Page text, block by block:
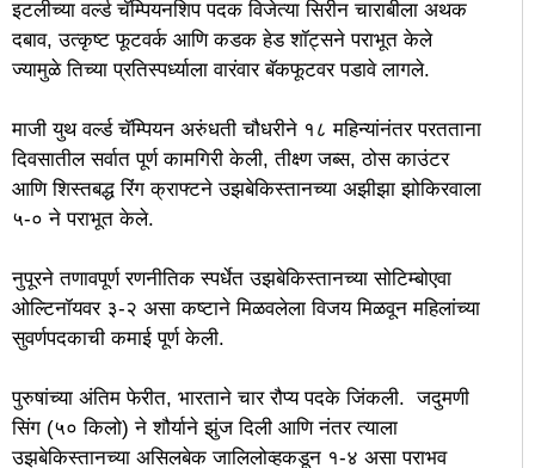
इटलीच्या वर्ल्ड चॅम्पियनशिप पदक विजेत्या सिरीन चाराबीला अथक
दबाव, उत्कृष्ट फूटवर्क आणि कडक हेड शॉट्सने पराभूत केले
ज्यामुळे तिच्या प्रतिस्पर्ध्याला वारंवार बॅकफूटवर पडावे लागले.
माजी युथ वर्ल्ड चॅम्पियन अरुंधती चौधरीने १८ महिन्यांनंतर परतताना
दिवसातील सर्वात पूर्ण कामगिरी केली, तीक्ष्ण जब्स, ठोस काउंटर
आणि शिस्तबद्ध रिंग क्राफ्टने उझबेकिस्तानच्या अझीझा झोकिरवाला
५-० ने पराभूत केले.
नुपूरने तणावपूर्ण रणनीतिक स्पर्धेत उझबेकिस्तानच्या सोटिम्बोएवा
ओल्टिनॉयवर ३-२ असा कष्टाने मिळवलेला विजय मिळवून महिलांच्या
सुवर्णपदकाची कमाई पूर्ण केली.
पुरुषांच्या अंतिम फेरीत, भारताने चार रौप्य पदके जिंकली. जदुमणी
सिंग (५० किलो) ने शौर्याने झुंज दिली आणि नंतर त्याला
उझबेकिस्तानच्या असिलबेक जालिलोव्हकडून १-४ असा पराभव